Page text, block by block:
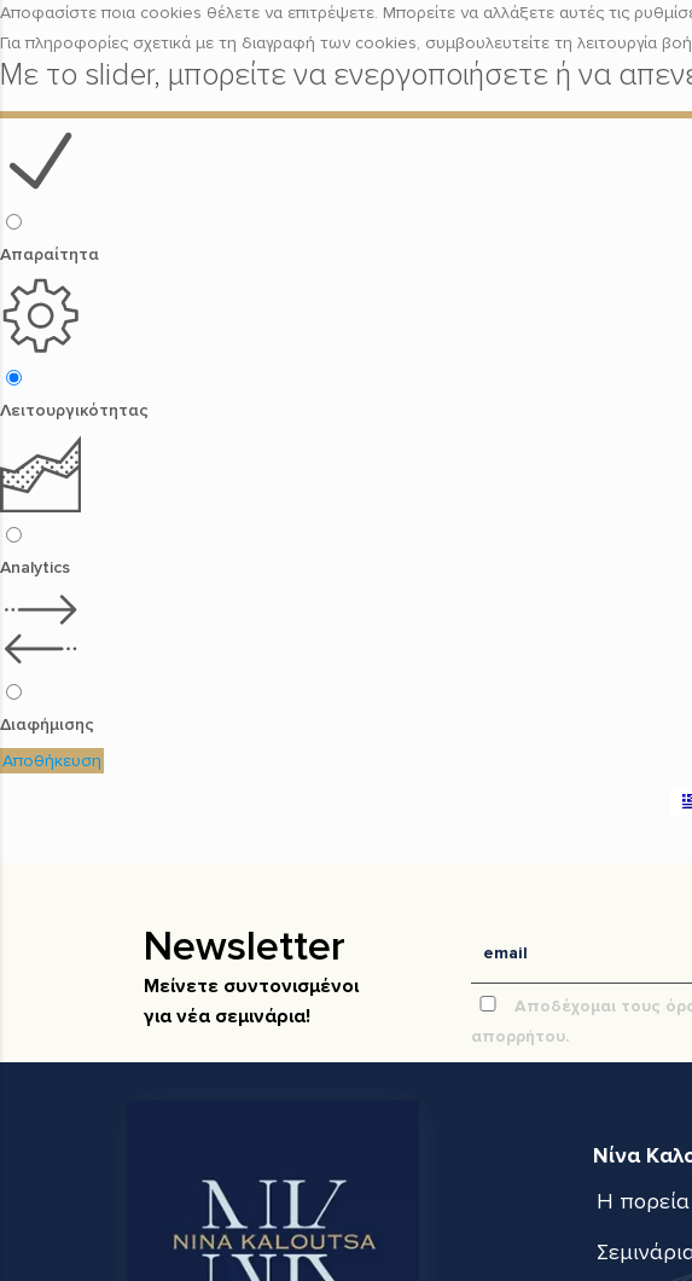
Newsletter
Μείνετε συντονισμένοι
για νέα σεμινάρια!
Αποδέχομαι τους
απορρήτου.
Νίνα
Η
Αποφασίστε ποια cookies θέλετε να επιτρέψετε. Μπορείτε να αλλάξετε αυτές τις
Για πληροφορίες σχετικά με τη διαγραφή των cookies, συμβουλευτείτε τη λειτουργία
Με το slider, μπορείτε να ενεργοποιήσετε ή να
Απαραίτητα
Λειτουργικότητας
Analytics
Διαφήμισης
Αποθήκευση